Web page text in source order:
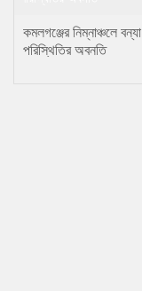
কমলগঞ্জের নিম্নাঞ্চলে বন্যা
পরিস্থিতির অবনতি